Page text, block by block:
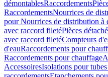
démontablesRaccordements
RaccordementsNourrices de
pour Nourrices de distribution à
avec raccord filetéPièces
avec raccord filetéCompteurs
d'eauRaccordements pour
Raccordements pour chauffage
AccessoiresIsolations pour